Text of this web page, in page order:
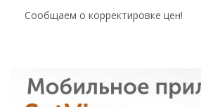
Сообщаем о корректировке цен!